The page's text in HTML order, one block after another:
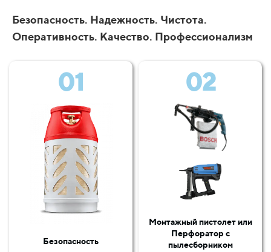
Безопасность. Надежность. Чистота.
Оперативность. Качество. Профессионализм
01
Безопасность
02
Монтажный пистолет или
Перфоратор с
пылесборником